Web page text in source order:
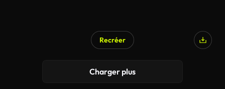
Recréer
Charger plus